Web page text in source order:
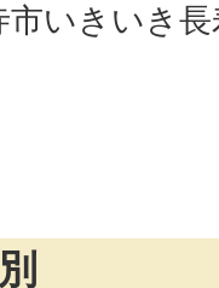
市いきいき